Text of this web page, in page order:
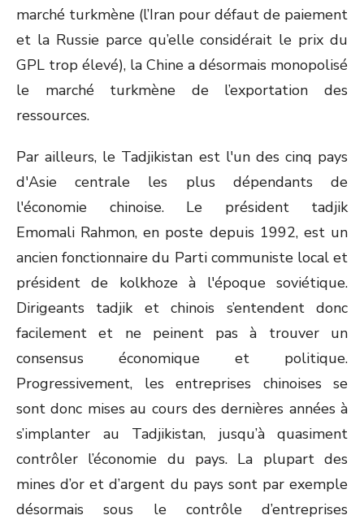
marché turkmène (l’Iran pour défaut de paiement
et la Russie parce qu’elle considérait le prix du
GPL trop élevé), la Chine a désormais monopolisé
le marché turkmène de l’exportation des
ressources.
Par ailleurs, le Tadjikistan est l'un des cinq pays
d'Asie centrale les plus dépendants de
l'économie chinoise. Le président tadjik
Emomali Rahmon, en poste depuis 1992, est un
ancien fonctionnaire du Parti communiste local et
président de kolkhoze à l'époque soviétique.
Dirigeants tadjik et chinois s’entendent donc
facilement et ne peinent pas à trouver un
consensus économique et politique.
Progressivement, les entreprises chinoises se
sont donc mises au cours des dernières années à
s’implanter au Tadjikistan, jusqu’à quasiment
contrôler l’économie du pays. La plupart des
mines d’or et d’argent du pays sont par exemple
désormais sous le contrôle d’entreprises